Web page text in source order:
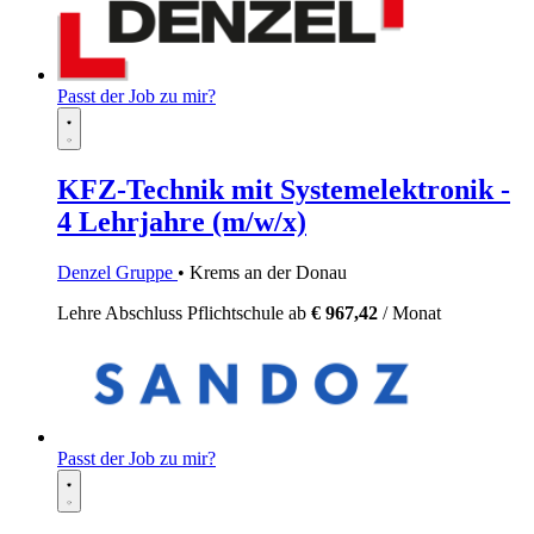
Passt der Job zu mir?
KFZ-Technik mit Systemelektronik -
4 Lehrjahre (m/w/x)
Denzel Gruppe • Krems an der Donau
Lehre Abschluss Pflichtschule ab € 967,42 / Monat
Passt der Job zu mir?